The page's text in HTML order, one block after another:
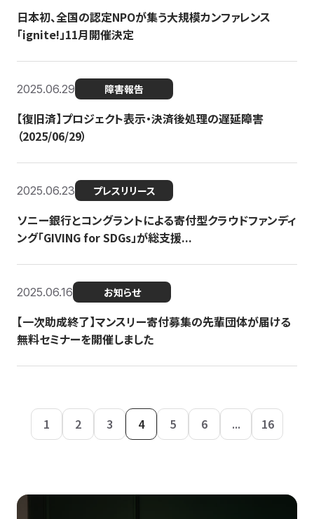
日本初、全国の認定NPOが集う大規模カンファレンス
「ignite!」11月開催決定
2025.06.29 障害報告
【復旧済】プロジェクト表示・決済後処理の遅延障害
（2025/06/29）
2025.06.23 プレスリリース
ソニー銀行とコングラントによる寄付型クラウドファンディ
ング「GIVING for SDGs」が総支援...
2025.06.16 お知らせ
【一次助成終了】マンスリー寄付募集の先輩団体が届ける
無料セミナーを開催しました
1 2 3 4 5 6 ... 16